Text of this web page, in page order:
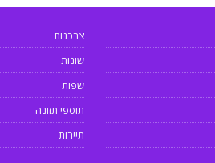
צרכנות
שונות
שפות
תוספי תזונה
תיירות